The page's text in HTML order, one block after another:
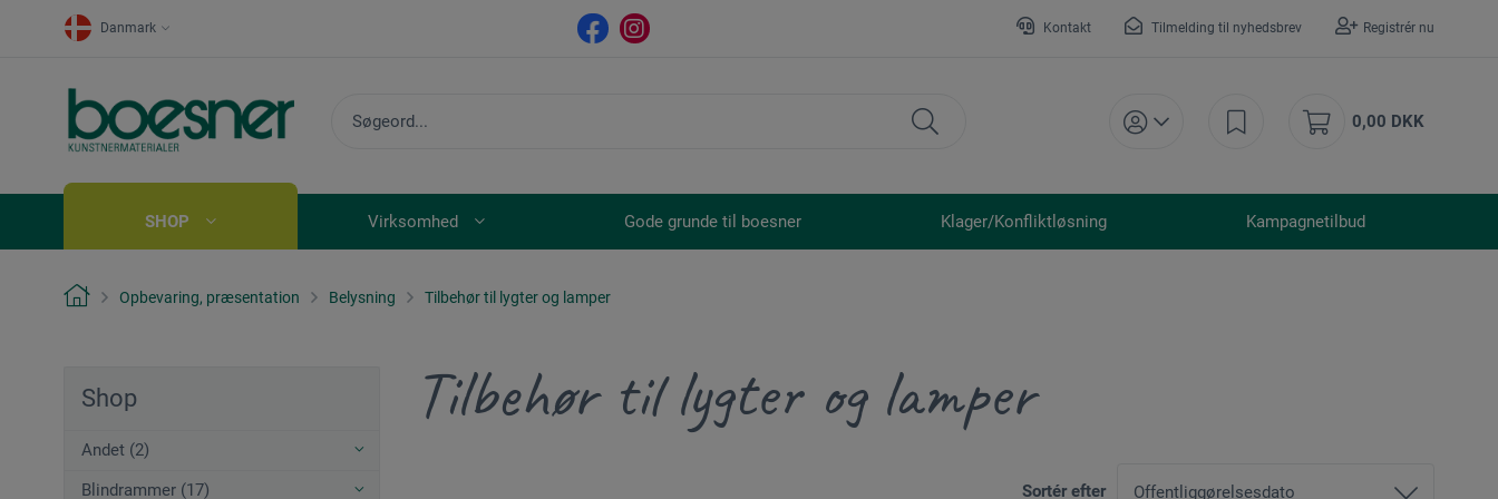
Danmark Kontakt Tilmelding til nyhedsbrev Registrér nu
0,00 DKK
SHOP Virksomhed Gode grunde til boesner Klager/Konfliktløsning Kampagnetilbud
Opbevaring, præsentation Belysning Tilbehør til lygter og lamper
Shop
Andet (2)
Blindrammer (17)
Tilbehør til lygter og lamper
Sortér efter